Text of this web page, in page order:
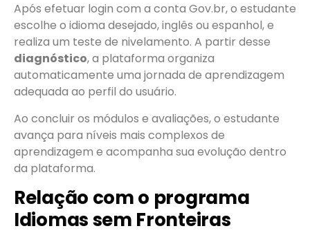
Após efetuar login com a conta Gov.br, o estudante
escolhe o idioma desejado, inglês ou espanhol, e
realiza um teste de nivelamento. A partir desse
diagnóstico, a plataforma organiza
automaticamente uma jornada de aprendizagem
adequada ao perfil do usuário.
Ao concluir os módulos e avaliações, o estudante
avança para níveis mais complexos de
aprendizagem e acompanha sua evolução dentro
da plataforma.
Relação com o programa
Idiomas sem Fronteiras